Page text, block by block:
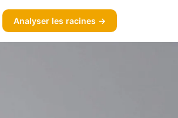
Analyser les racines →